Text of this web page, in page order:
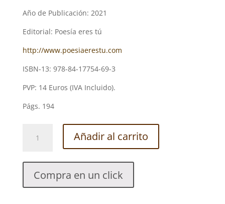
Año de Publicación: 2021
Editorial: Poesía eres tú
http://www.poesiaerestu.com
ISBN-13: 978-84-17754-69-3
PVP: 14 Euros (IVA Incluido).
Págs. 194
JOSEP
MERCADÉ
RIAMBAU
Añadir al carrito
Compra en un click